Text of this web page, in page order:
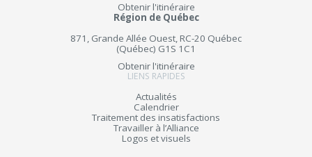
Obtenir l'itinéraire
Région de Québec
871, Grande Allée Ouest, RC-20 Québec
(Québec) G1S 1C1
Obtenir l'itinéraire
LIENS RAPIDES
Actualités
Calendrier
Traitement des insatisfactions
Travailler à l’Alliance
Logos et visuels